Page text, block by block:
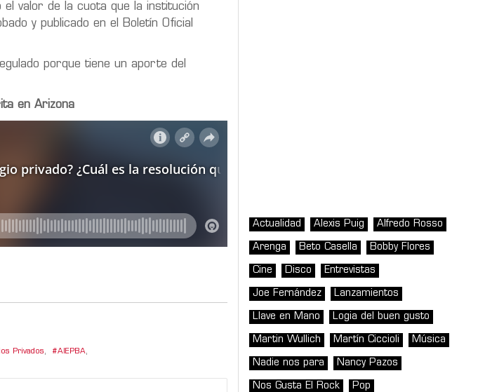
valor de la cuota que la institución
y publicado en el Boletín Oficial
porque tiene un aporte del
en Arizona
Privados, AIEPBA,
Actualidad Alexis Puig Alfredo Rosso
Arenga Beto Casella Bobby Flores
Cine Disco Entrevistas
Joe Fernández Lanzamientos
Llave en Mano Logia del buen gusto
Martin Wullich Martín Ciccioli Música
Nadie nos para Nancy Pazos
Nos Gusta El Rock Pop